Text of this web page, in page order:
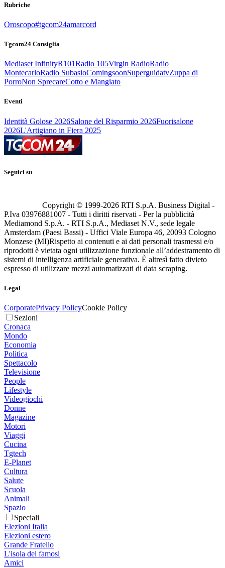
Rubriche
Oroscopo#tgcom24amarcord
Tgcom24 Consiglia
Mediaset InfinityR101Radio 105Virgin RadioRadio
MontecarloRadio SubasioComingsoonSuperguidatvZuppa di
PorroNon SprecareCotto e Mangiato
Eventi
Identità Golose 2026Salone del Risparmio 2026Fuorisalone
2026L'Artigiano in Fiera 2025
Seguici su
Copyright © 1999-2026 RTI S.p.A. Business Digital -
P.Iva 03976881007 - Tutti i diritti riservati - Per la pubblicità
Mediamond S.p.A. - RTI S.p.A., Mediaset N.V., sede legale
Amsterdam (Paesi Bassi) - Uffici Viale Europa 46, 20093 Cologno
Monzese (MI)Rispetto ai contenuti e ai dati personali trasmessi e/o
riprodotti è vietata ogni utilizzazione funzionale all’addestramento di
sistemi di intelligenza artificiale generativa. È altresì fatto divieto
espresso di utilizzare mezzi automatizzati di data scraping.
Legal
CorporatePrivacy PolicyCookie Policy
Sezioni
Cronaca
Mondo
Economia
Politica
Spettacolo
Televisione
People
Lifestyle
Videogiochi
Donne
Magazine
Motori
Viaggi
Cucina
Tgtech
E-Planet
Cultura
Salute
Scuola
Animali
Spazio
Speciali
Elezioni Italia
Elezioni estero
Grande Fratello
L'isola dei famosi
Amici